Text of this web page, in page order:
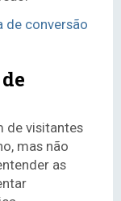
de conversão
de visitantes
mas não
as